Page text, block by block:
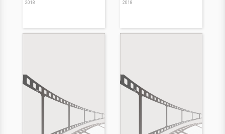
2018 2018